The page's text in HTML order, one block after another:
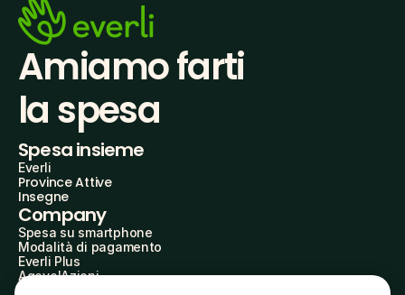
Amiamo farti
la spesa
Spesa insieme
Everli
Province Attive
Insegne
Company
Spesa su smartphone
Modalità di pagamento
Everli Plus
AgevolAzioni